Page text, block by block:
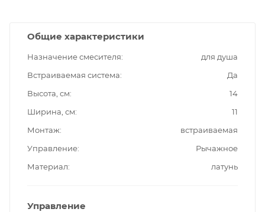
Общие характеристики
Назначение смесителя
для душа
Встраиваемая система
Да
Высота, см
14
Ширина, см
11
Монтаж
встраиваемая
Управление
Рычажное
Материал
латунь
Управление